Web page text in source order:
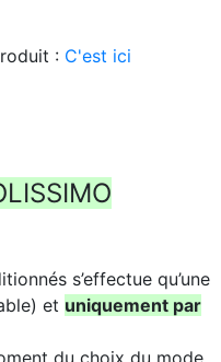
: C'est ici
s’effectue qu’une
et uniquement par
du choix du mode